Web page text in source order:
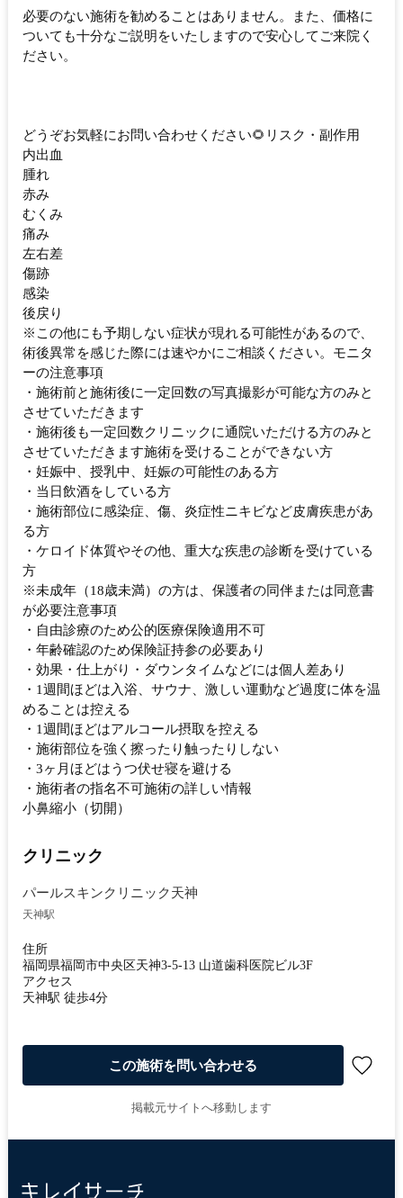
必要のない施術を勧めることはありません。また、価格に
ついても十分なご説明をいたしますので安心してご来院く
ださい。
どうぞお気軽にお問い合わせください🌻リスク・副作用
内出血
腫れ
赤み
むくみ
痛み
左右差
傷跡
感染
後戻り
※この他にも予期しない症状が現れる可能性があるので、
術後異常を感じた際には速やかにご相談ください。モニタ
ーの注意事項
・施術前と施術後に一定回数の写真撮影が可能な方のみと
させていただきます
・施術後も一定回数クリニックに通院いただける方のみと
させていただきます施術を受けることができない方
・妊娠中、授乳中、妊娠の可能性のある方
・当日飲酒をしている方
・施術部位に感染症、傷、炎症性ニキビなど皮膚疾患があ
る方
・ケロイド体質やその他、重大な疾患の診断を受けている
方
※未成年（18歳未満）の方は、保護者の同伴または同意書
が必要注意事項
・自由診療のため公的医療保険適用不可
・年齢確認のため保険証持参の必要あり
・効果・仕上がり・ダウンタイムなどには個人差あり
・1週間ほどは入浴、サウナ、激しい運動など過度に体を温
めることは控える
・1週間ほどはアルコール摂取を控える
・施術部位を強く擦ったり触ったりしない
・3ヶ月ほどはうつ伏せ寝を避ける
・施術者の指名不可施術の詳しい情報
小鼻縮小（切開）
クリニック
パールスキンクリニック天神
天神駅
住所
福岡県福岡市中央区天神3-5-13 山道歯科医院ビル3F
アクセス
天神駅 徒歩4分
この施術を問い合わせる
掲載元サイトへ移動します